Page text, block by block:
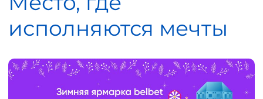
исполняются мечты